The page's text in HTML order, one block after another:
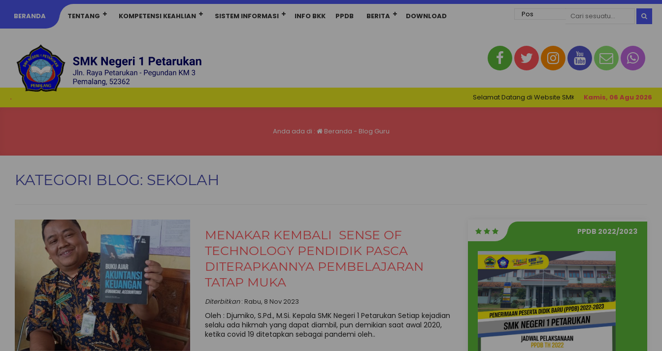
BERANDA TENTANG KOMPETENSI KEAHLIAN SISTEM INFORMASI INFO BKK PPDB BERITA DOWNLOAD
. Kamis, 06 Agu 2026
Selamat Datang di Website SMK Negeri 1 Petarukan. Nestar
Anda ada di : Beranda - Blog Guru
KATEGORI BLOG: SEKOLAH
MENAKAR KEMBALI SENSE OF
TECHNOLOGY PENDIDIK PASCA
DITERAPKANNYA PEMBELAJARAN
TATAP MUKA
Diterbitkan: Rabu, 8 Nov 2023
Oleh : Djumiko, S.Pd., M.Si. Kepala SMK Negeri 1 Petarukan Setiap kejadian
selalu ada hikmah yang dapat diambil, pun demikian saat awal 2020,
ketika covid 19 ditetapkan sebagai pandemi oleh..
PPDB 2022/2023